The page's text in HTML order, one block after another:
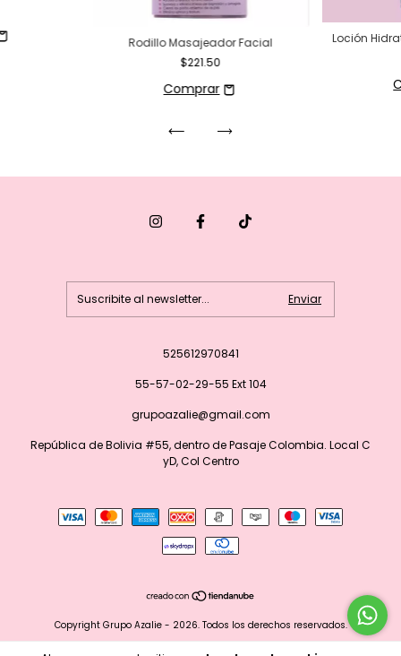
Rodillo Masajeador Facial
$221.50
Loción
525612970841
55-57-02-29-55 Ext 104
grupoazalie@gmail.com
República de Bolivia #55, dentro de Pasaje Colombia. Local C
yD, Col Centro
Copyright Grupo Azalie - 2026. Todos los derechos reservados.